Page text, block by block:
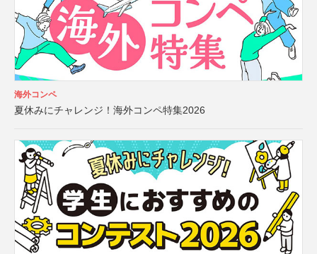
海外コンペ
夏休みにチャレンジ！海外コンペ特集2026